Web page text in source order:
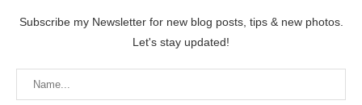
Subscribe my Newsletter for new blog posts, tips & new photos.
Let's stay updated!